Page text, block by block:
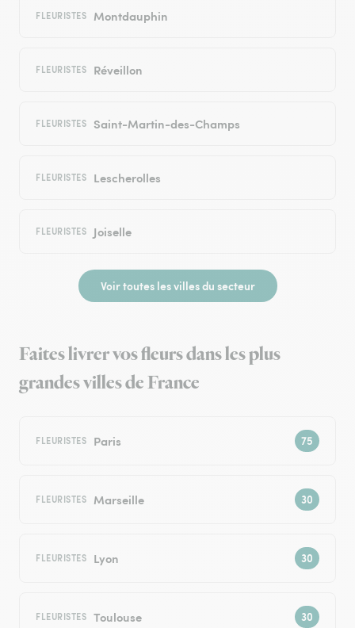
FLEURISTES Montdauphin
FLEURISTES Réveillon
FLEURISTES Saint-Martin-des-Champs
FLEURISTES Lescherolles
FLEURISTES Joiselle
Voir toutes les villes du secteur
Faites livrer vos fleurs dans les plus
grandes villes de France
FLEURISTES Paris
FLEURISTES Marseille
FLEURISTES Lyon
FLEURISTES Toulouse